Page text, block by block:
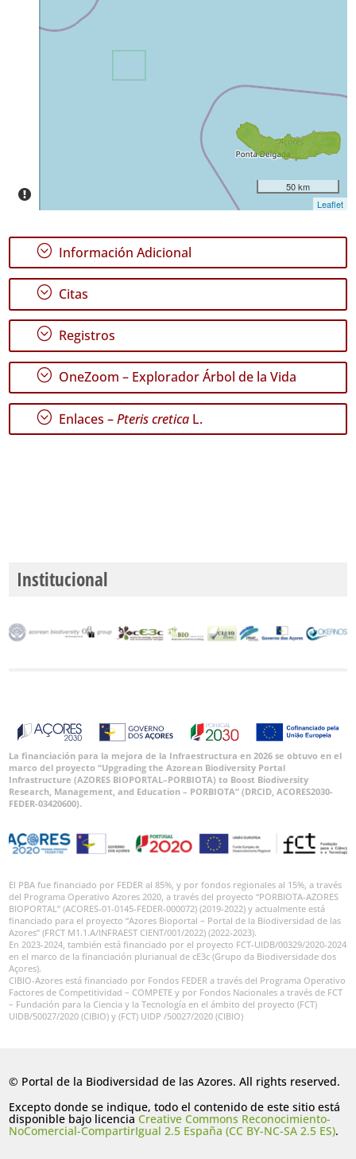
Miguel
GBIF -
Ocurrencias
🔗 GBIF
España
🔗 GBIF
World
50 km
Leaflet
; Información Adicional
; Citas
; Registros
; OneZoom – Explorador Árbol de la Vida
; Enlaces –Pteris cretica L.
Institucional
La financiación para la mejora de la Infraestructura en 2026 se obtuvo en el
marco del proyecto “Upgrading the Azorean Biodiversity Portal
Infrastructure (AZORES BIOPORTAL–PORBIOTA) to Boost Biodiversity
Research, Management, and Education – PORBIOTA” (DRCID, ACORES2030-
FEDER-03420600).
El PBA fue financiado por FEDER al 85%, y por fondos regionales al 15%, a través
del Programa Operativo Azores 2020, a través del proyecto “PORBIOTA-AZORES
BIOPORTAL” (ACORES-01-0145-FEDER-000072) (2019-2022) y actualmente está
financiado para el proyecto “Azores Bioportal – Portal de la Biodiversidad de las
Azores” (FRCT M1.1.A/INFRAEST CIENT/001/2022) (2022-2023).
En 2023-2024, también está financiado por el proyecto FCT-UIDB/00329/2020-2024
en el marco de la financiación plurianual de cE3c (Grupo da Biodiversidade dos
Açores).
CIBIO-Azores está financiado por Fondos FEDER a través del Programa Operativo
Factores de Competitividad – COMPETE y por Fondos Nacionales a través de FCT
– Fundación para la Ciencia y la Tecnología en el ámbito del proyecto (FCT)
UIDB/50027/2020 (CIBIO) y (FCT) UIDP /50027/2020 (CIBIO)
© Portal de la Biodiversidad de las Azores. All rights reserved.
Excepto donde se indique, todo el contenido de este sitio está
disponible bajo licenciaCreative Commons Reconocimiento-
NoComercial-CompartirIgual 2.5 España (CC BY-NC-SA 2.5 ES).